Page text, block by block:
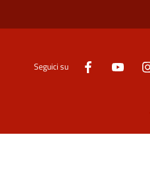
Seguici su